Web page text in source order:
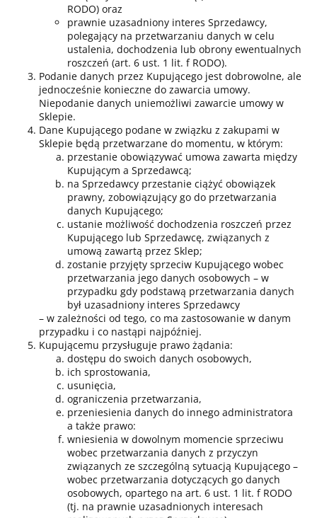
RODO) oraz
prawnie uzasadniony interes Sprzedawcy,
polegający na przetwarzaniu danych w celu
ustalenia, dochodzenia lub obrony ewentualnych
roszczeń (art. 6 ust. 1 lit. f RODO).
Podanie danych przez Kupującego jest dobrowolne, ale
jednocześnie konieczne do zawarcia umowy.
Niepodanie danych uniemożliwi zawarcie umowy w
Sklepie.
Dane Kupującego podane w związku z zakupami w
Sklepie będą przetwarzane do momentu, w którym:
przestanie obowiązywać umowa zawarta między
Kupującym a Sprzedawcą;
na Sprzedawcy przestanie ciążyć obowiązek
prawny, zobowiązujący go do przetwarzania
danych Kupującego;
ustanie możliwość dochodzenia roszczeń przez
Kupującego lub Sprzedawcę, związanych z
umową zawartą przez Sklep;
zostanie przyjęty sprzeciw Kupującego wobec
przetwarzania jego danych osobowych – w
przypadku gdy podstawą przetwarzania danych
był uzasadniony interes Sprzedawcy
– w zależności od tego, co ma zastosowanie w danym
przypadku i co nastąpi najpóźniej.
Kupującemu przysługuje prawo żądania:
dostępu do swoich danych osobowych,
ich sprostowania,
usunięcia,
ograniczenia przetwarzania,
przeniesienia danych do innego administratora
a także prawo:
wniesienia w dowolnym momencie sprzeciwu
wobec przetwarzania danych z przyczyn
związanych ze szczególną sytuacją Kupującego –
wobec przetwarzania dotyczących go danych
osobowych, opartego na art. 6 ust. 1 lit. f RODO
(tj. na prawnie uzasadnionych interesach